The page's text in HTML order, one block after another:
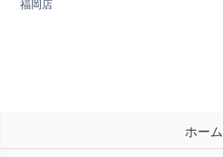
福岡店
ホーム